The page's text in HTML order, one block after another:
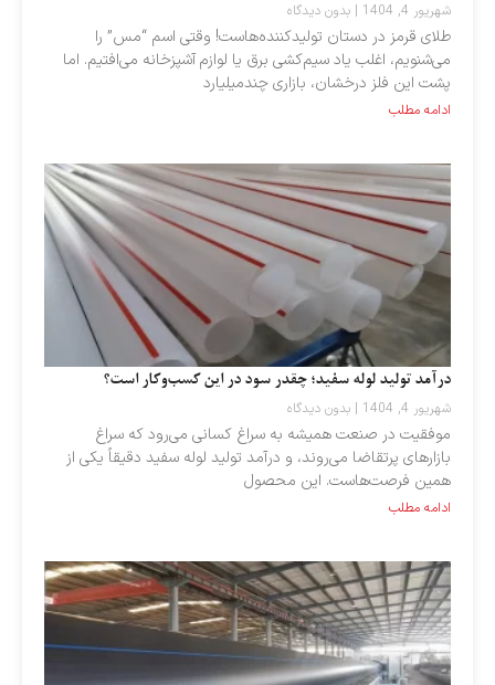
شهریور 4, 1404 بدون دیدگاه
طلای قرمز در دستان تولیدکننده‌هاست! وقتی اسم “مس” را
می‌شنویم، اغلب یاد سیم‌کشی برق یا لوازم آشپزخانه می‌افتیم. اما
پشت این فلز درخشان، بازاری چندمیلیارد
ادامه مطلب
درآمد تولید لوله سفید؛ چقدر سود در این کسب‌وکار است؟
شهریور 4, 1404 بدون دیدگاه
موفقیت در صنعت همیشه به سراغ کسانی می‌رود که سراغ
بازارهای پرتقاضا می‌روند، و درآمد تولید لوله سفید دقیقاً یکی از
همین فرصت‌هاست. این محصول
ادامه مطلب